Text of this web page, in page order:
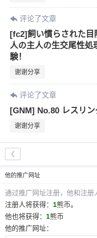
评论了文章
[fc2]飼い慣らされた目
人の主人の生交尾性処
験！
谢谢分享
评论了文章
[GNM] No.80 レスリ
谢谢分享
❮
他的推广网址
通过推广网址注册， 他和注册
注册人将获得： 1熊币。
他也将获得： 1熊币
他的推广网址：